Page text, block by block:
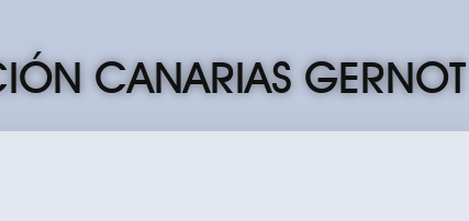
CANARIAS GERNOT